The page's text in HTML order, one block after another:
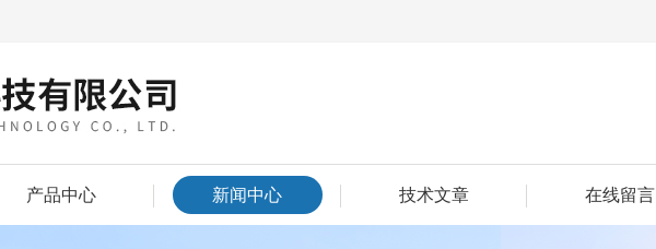
产品中心 新闻中心 技术文章 在线留言